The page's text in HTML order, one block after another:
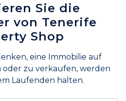
Sie die
von Tenerife
Shop
eine Immobilie auf
oder zu verkaufen, werden
Laufenden halten.